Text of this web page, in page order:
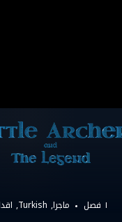
۱ فصل ماجرا Turkish